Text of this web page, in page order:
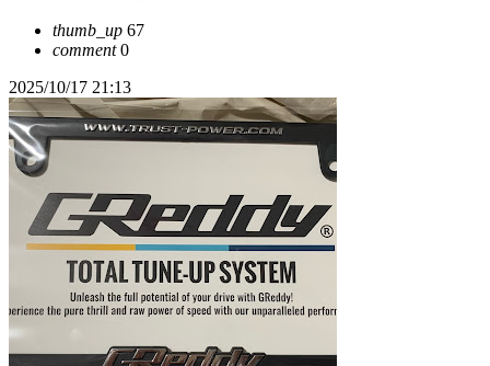
thumb_up 67
comment0
2025/10/17 21:13